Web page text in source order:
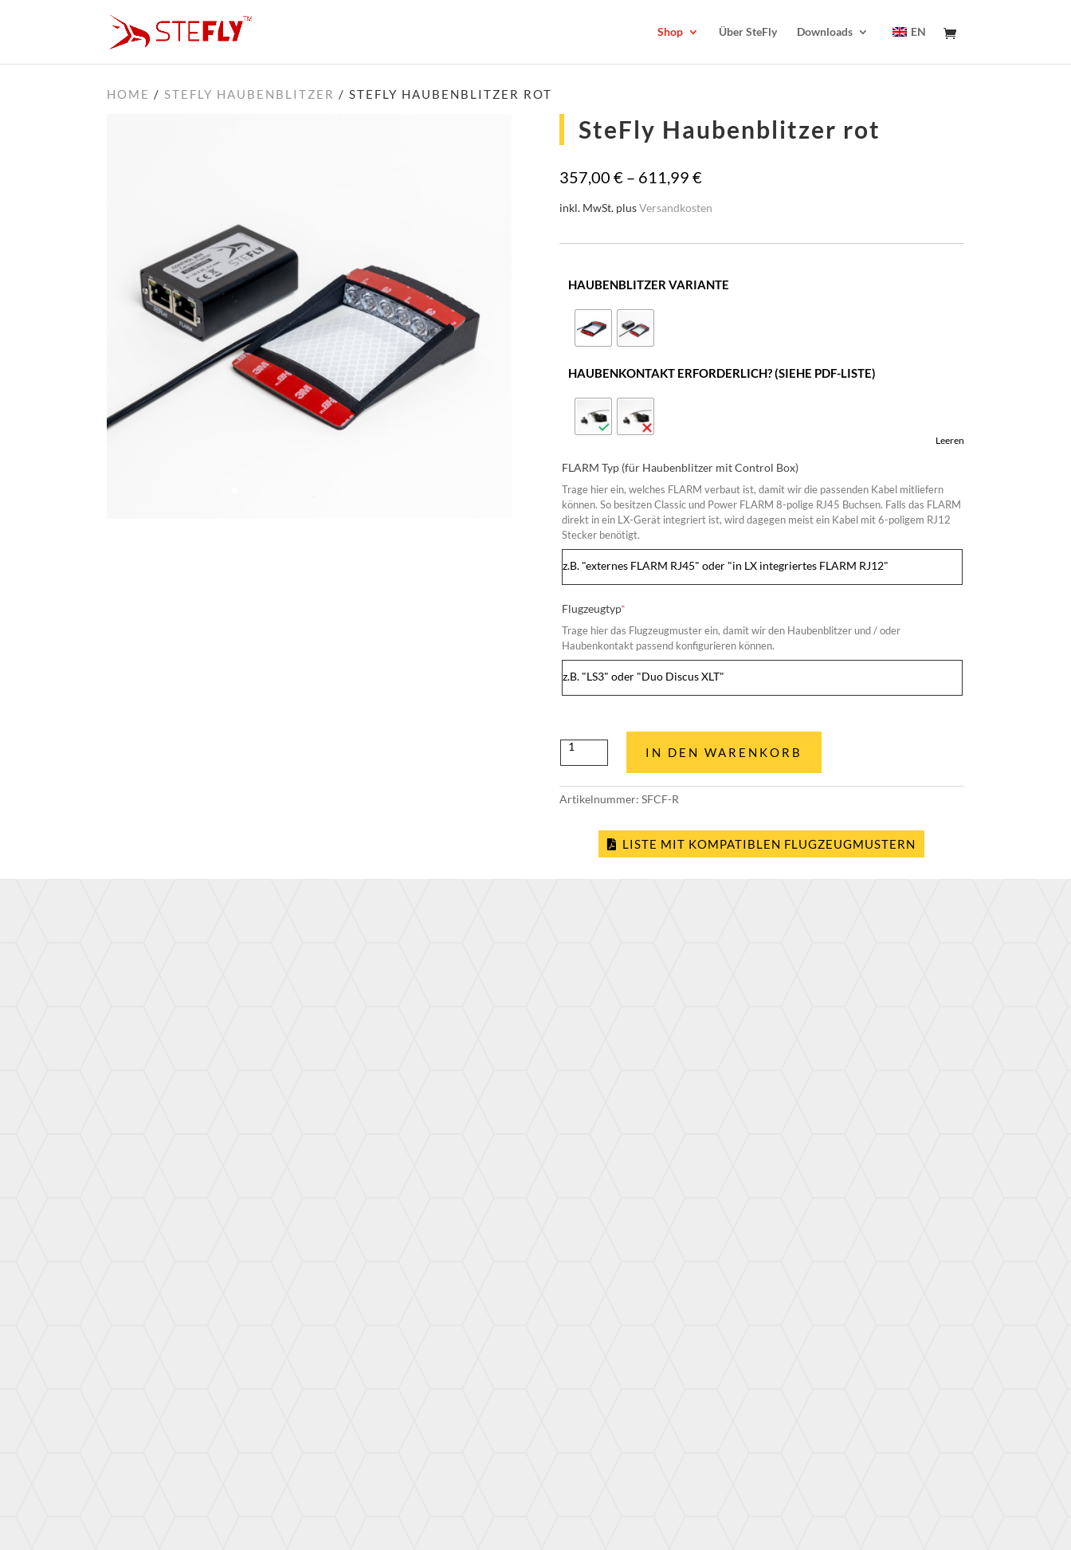
Shop Über SteFly Downloads EN
HOME /STEFLY HAUBENBLITZER / STEFLY HAUBENBLITZER ROT
SteFly Haubenblitzer rot
357,00 € – 611,99 €
inkl. MwSt. plusVersandkosten
HAUBENBLITZER VARIANTE
HAUBENKONTAKT ERFORDERLICH? (SIEHE PDF-LISTE)
Leeren
FLARM Typ (für Haubenblitzer mit Control Box)
Trage hier ein, welches FLARM verbaut ist, damit wir die passenden Kabel mitliefern
können. So besitzen Classic und Power FLARM 8-polige RJ45 Buchsen. Falls das FLARM
direkt in ein LX-Gerät integriert ist, wird dagegen meist ein Kabel mit 6-poligem RJ12
Stecker benötigt.
Flugzeugtyp*(required)
Trage hier das Flugzeugmuster ein, damit wir den Haubenblitzer und / oder
Haubenkontakt passend konfigurieren können.
SteFly
Menge
IN DEN WARENKORB
Artikelnummer: SFCF-R
LISTE MIT KOMPATIBLEN FLUGZEUGMUSTERN